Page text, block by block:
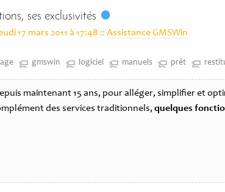
ses exclusivités
17 mars 2011 à 17:48 :: Assistance GMSWin
gmswin logiciel manuels prêt
maintenant 15 ans, pour alléger, simplifier et
des services traditionnels, quelques